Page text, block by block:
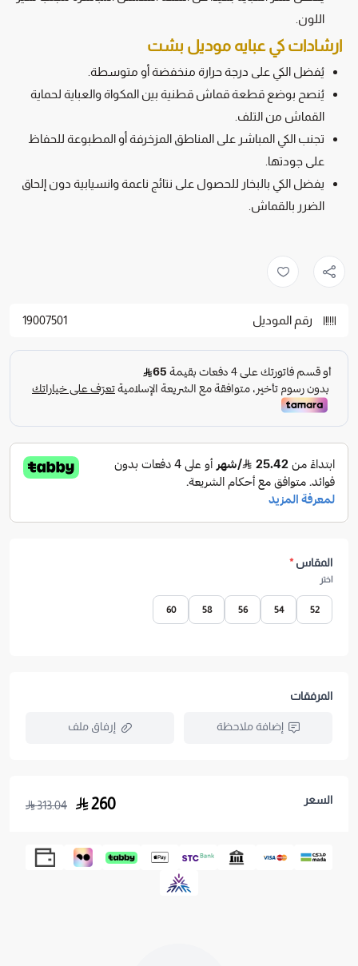
اللون.
ارشادات كي عبايه موديل بشت
يُفضل الكي على درجة حرارة منخفضة أو متوسطة.
يُنصح بوضع قطعة قماش قطنية بين المكواة والعباية لحماية
القماش من التلف.
تجنب الكي المباشر على المناطق المزخرفة أو المطبوعة للحفاظ
على جودتها.
يفضل الكي بالبخار للحصول على نتائج ناعمة وانسيابية دون إلحاق
الضرر بالقماش.
رقم الموديل 19007501
المقاس*
اختر
52
54
56
58
60
المرفقات
إضافة ملاحظة إرفاق ملف
اسحب و افلت الملف هنا
السعر 260
313.04